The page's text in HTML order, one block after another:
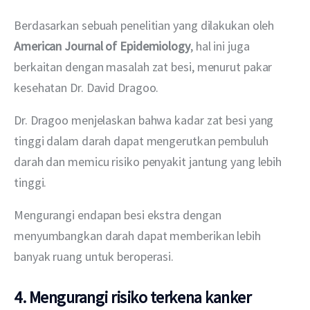
Berdasarkan sebuah penelitian yang dilakukan oleh
American Journal of Epidemiology, hal ini juga
berkaitan dengan masalah zat besi, menurut pakar
kesehatan Dr. David Dragoo.
Dr. Dragoo menjelaskan bahwa kadar zat besi yang
tinggi dalam darah dapat mengerutkan pembuluh
darah dan memicu risiko penyakit jantung yang lebih
tinggi.
Mengurangi endapan besi ekstra dengan
menyumbangkan darah dapat memberikan lebih
banyak ruang untuk beroperasi.
4. Mengurangi risiko terkena kanker